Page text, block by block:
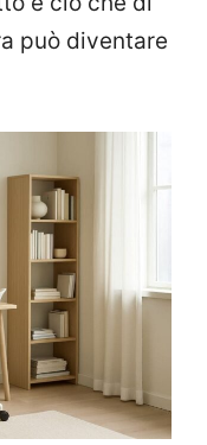
può diventare